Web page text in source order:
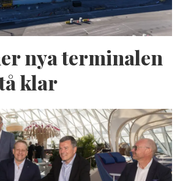
nya terminalen
klar